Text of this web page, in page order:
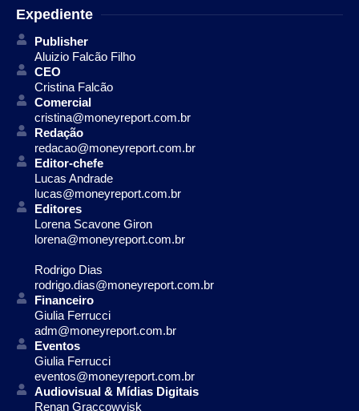
Expediente
Publisher
Aluizio Falcão Filho
CEO
Cristina Falcão
Comercial
cristina@moneyreport.com.br
Redação
redacao@moneyreport.com.br
Editor-chefe
Lucas Andrade
lucas@moneyreport.com.br
Editores
Lorena Scavone Giron
lorena@moneyreport.com.br
Rodrigo Dias
rodrigo.dias@moneyreport.com.br
Financeiro
Giulia Ferrucci
adm@moneyreport.com.br
Eventos
Giulia Ferrucci
eventos@moneyreport.com.br
Audiovisual & Mídias Digitais
Renan Graccowvisk